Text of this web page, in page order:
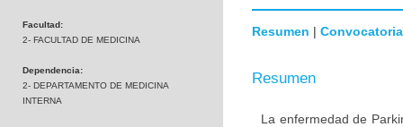
Facultad:
2- FACULTAD DE MEDICINA
Dependencia:
2- DEPARTAMENTO DE MEDICINA
INTERNA
Resumen | Convocatoria
Resumen
La enfermedad de